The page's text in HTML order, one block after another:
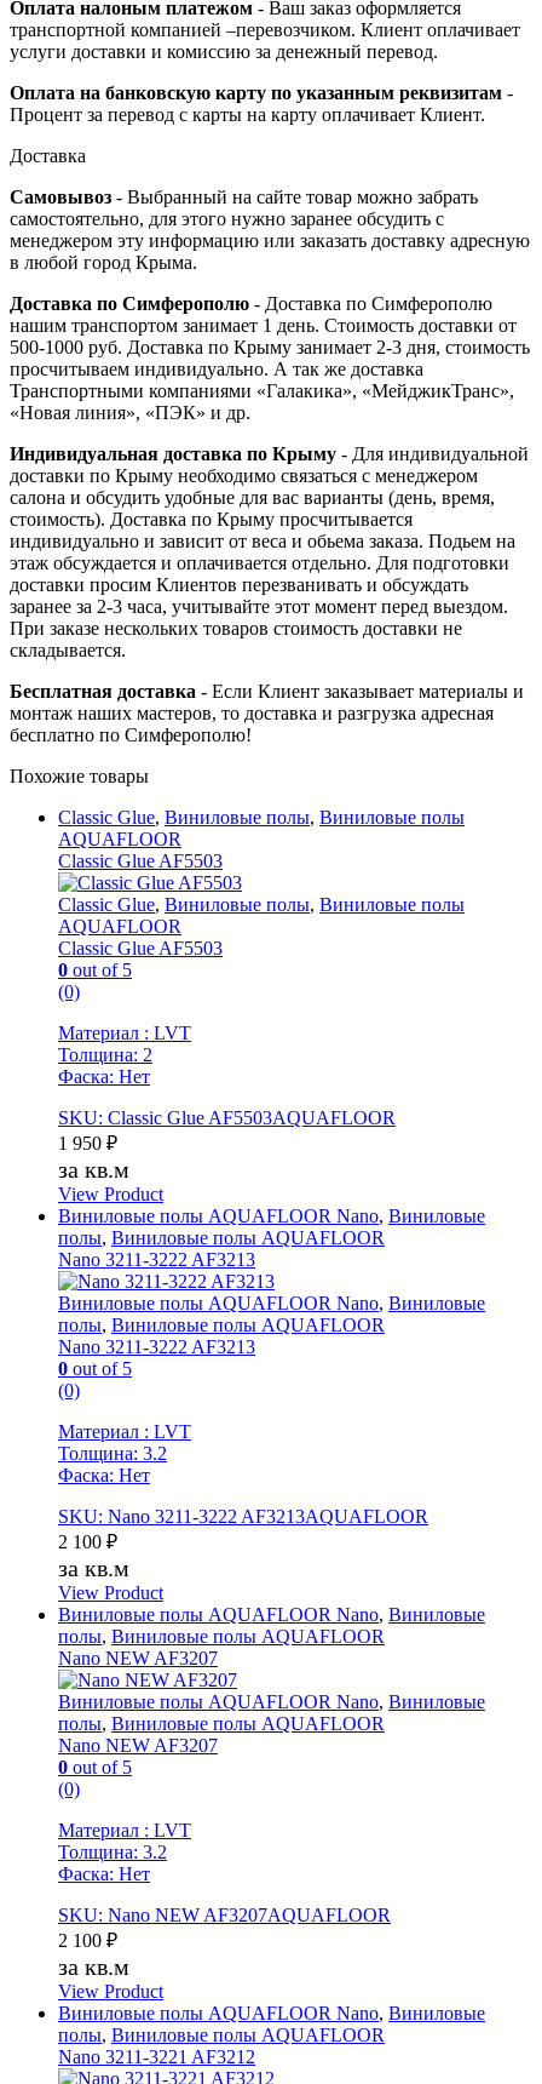
Оплата налоным платежом - Ваш заказ оформляется
транспортной компанией –перевозчиком. Клиент оплачивает
услуги доставки и комиссию за денежный перевод.
Оплата на банковскую карту по указанным реквизитам -
Процент за перевод с карты на карту оплачивает Клиент.
Доставка
Самовывоз - Выбранный на сайте товар можно забрать
самостоятельно, для этого нужно заранее обсудить с
менеджером эту информацию или заказать доставку адресную
в любой город Крыма.
Доставка по Симферополю - Доставка по Симферополю
нашим транспортом занимает 1 день. Стоимость доставки от
500-1000 руб. Доставка по Крыму занимает 2-3 дня, стоимость
просчитываем индивидуально. А так же доставка
Транспортными компаниями «Галакика», «МейджикТранс»,
«Новая линия», «ПЭК» и др.
Индивидуальная доставка по Крыму - Для индивидуальной
доставки по Крыму необходимо связаться с менеджером
салона и обсудить удобные для вас варианты (день, время,
стоимость). Доставка по Крыму просчитывается
индивидуально и зависит от веса и обьема заказа. Подьем на
этаж обсуждается и оплачивается отдельно. Для подготовки
доставки просим Клиентов перезванивать и обсуждать
заранее за 2-3 часа, учитывайте этот момент перед выездом.
При заказе нескольких товаров стоимость доставки не
складывается.
Бесплатная доставка - Если Клиент заказывает материалы и
монтаж наших мастеров, то доставка и разгрузка адресная
бесплатно по Симферополю!
Похожие товары
Classic Glue, Виниловые полы, Виниловые полы
AQUAFLOOR
Classic Glue AF5503
Classic Glue, Виниловые полы, Виниловые полы
AQUAFLOOR
Classic Glue AF5503
0 out of 5
(0)
Материал : LVT
Толщина: 2
Фаска: Нет
SKU: Classic Glue AF5503AQUAFLOOR
1 950 ₽
за кв.м
View Product
Виниловые полы AQUAFLOOR Nano, Виниловые
полы, Виниловые полы AQUAFLOOR
Nano 3211-3222 AF3213
Виниловые полы AQUAFLOOR Nano, Виниловые
полы, Виниловые полы AQUAFLOOR
Nano 3211-3222 AF3213
0 out of 5
(0)
Материал : LVT
Толщина: 3.2
Фаска: Нет
SKU: Nano 3211-3222 AF3213AQUAFLOOR
2 100 ₽
за кв.м
View Product
Виниловые полы AQUAFLOOR Nano, Виниловые
полы, Виниловые полы AQUAFLOOR
Nano NEW AF3207
Виниловые полы AQUAFLOOR Nano, Виниловые
полы, Виниловые полы AQUAFLOOR
Nano NEW AF3207
0 out of 5
(0)
Материал : LVT
Толщина: 3.2
Фаска: Нет
SKU: Nano NEW AF3207AQUAFLOOR
2 100 ₽
за кв.м
View Product
Виниловые полы AQUAFLOOR Nano, Виниловые
полы, Виниловые полы AQUAFLOOR
Nano 3211-3221 AF3212